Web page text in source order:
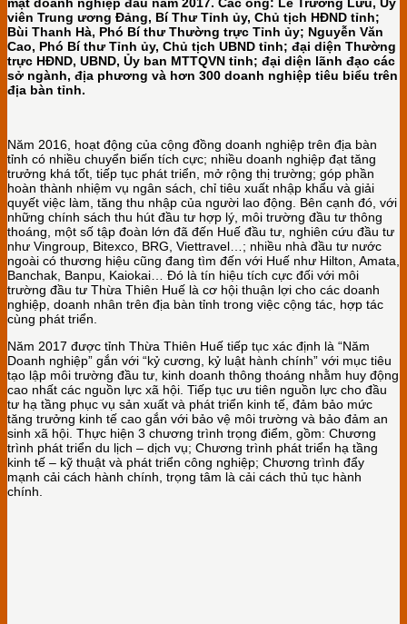
viên Trung ương Đảng, Bí Thư Tỉnh ủy, Chủ tịch HĐND tỉnh;
Bùi Thanh Hà, Phó Bí thư Thường trực Tỉnh ủy; Nguyễn Văn
Cao, Phó Bí thư Tỉnh ủy, Chủ tịch UBND tỉnh; đại diện Thường
trực HĐND, UBND, Ủy ban MTTQVN tỉnh; đại diện lãnh đạo các
sở ngành, địa phương và hơn 300 doanh nghiệp tiêu biểu trên
địa bàn tỉnh.
Năm 2016, hoạt động của cộng đồng doanh nghiệp trên địa bàn
tỉnh có nhiều chuyển biến tích cực; nhiều doanh nghiệp đạt tăng
trưởng khá tốt, tiếp tục phát triển, mở rộng thị trường; góp phần
hoàn thành nhiệm vụ ngân sách, chỉ tiêu xuất nhập khẩu và giải
quyết việc làm, tăng thu nhập của người lao động. Bên cạnh đó, với
những chính sách thu hút đầu tư hợp lý, môi trường đầu tư thông
thoáng, một số tập đoàn lớn đã đến Huế đầu tư, nghiên cứu đầu tư
như Vingroup, Bitexco, BRG, Viettravel…; nhiều nhà đầu tư nước
ngoài có thương hiệu cũng đang tìm đến với Huế như Hilton, Amata,
Banchak, Banpu, Kaiokai… Đó là tín hiệu tích cực đối với môi
trường đầu tư Thừa Thiên Huế là cơ hội thuận lợi cho các doanh
nghiệp, doanh nhân trên địa bàn tỉnh trong việc cộng tác, hợp tác
cùng phát triển.
Năm 2017 được tỉnh Thừa Thiên Huế tiếp tục xác định là “Năm
Doanh nghiệp” gắn với “kỷ cương, kỷ luật hành chính” với mục tiêu
tạo lập môi trường đầu tư, kinh doanh thông thoáng nhằm huy động
cao nhất các nguồn lực xã hội. Tiếp tục ưu tiên nguồn lực cho đầu
tư hạ tầng phục vụ sản xuất và phát triển kinh tế, đảm bảo mức
tăng trưởng kinh tế cao gắn với bảo vệ môi trường và bảo đảm an
sinh xã hội. Thực hiện 3 chương trình trọng điểm, gồm: Chương
trình phát triển du lịch – dịch vụ; Chương trình phát triển hạ tầng
kinh tế – kỹ thuật và phát triển công nghiệp; Chương trình đẩy
mạnh cải cách hành chính, trọng tâm là cải cách thủ tục hành
chính.